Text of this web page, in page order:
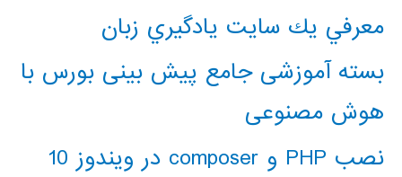
معرفي يك سايت يادگيري زبان
بسته آموزشی جامع پیش بینی بورس با
هوش مصنوعی
نصب PHP و composer در ویندوز 10